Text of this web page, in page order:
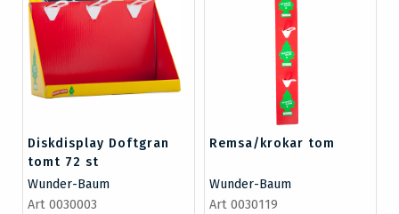
Diskdisplay Doftgran
tomt 72 st
Wunder-Baum
Art 0030003
Remsa/krokar tom
Wunder-Baum
Art 0030119